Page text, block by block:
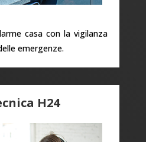
casa con la vigilanza
emergenze.
H24